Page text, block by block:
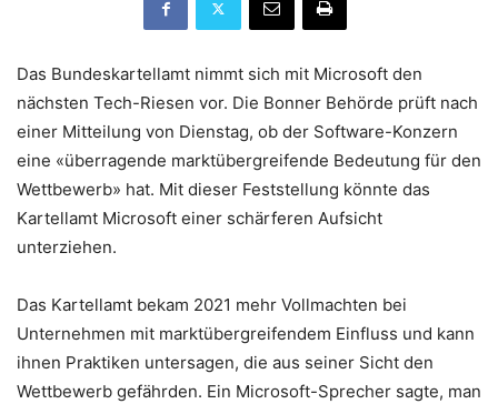
Das Bundeskartellamt nimmt sich mit Microsoft den
nächsten Tech-Riesen vor. Die Bonner Behörde prüft nach
einer Mitteilung von Dienstag, ob der Software-Konzern
eine «überragende marktübergreifende Bedeutung für den
Wettbewerb» hat. Mit dieser Feststellung könnte das
Kartellamt Microsoft einer schärferen Aufsicht
unterziehen.
Das Kartellamt bekam 2021 mehr Vollmachten bei
Unternehmen mit marktübergreifendem Einfluss und kann
ihnen Praktiken untersagen, die aus seiner Sicht den
Wettbewerb gefährden. Ein Microsoft-Sprecher sagte, man